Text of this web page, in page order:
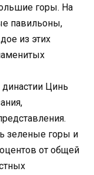
горы. На
павильоны,
из этих
Цинь
зеленые горы и
от общей